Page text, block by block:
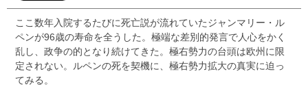
ここ数年入院するたびに死亡説が流れていたジャンマリー・ル
ペンが96歳の寿命を全うした。極端な差別的発言で人心をかく
乱し、政争の的となり続けてきた。極右勢力の台頭は欧州に限
定されない。ルペンの死を契機に、極右勢力拡大の真実に迫っ
てみる。